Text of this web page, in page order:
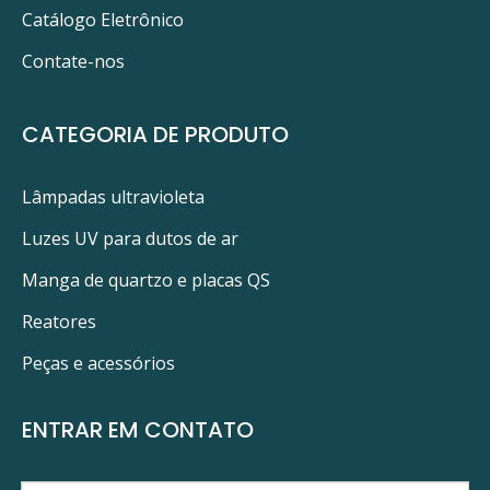
Catálogo Eletrônico
Contate-nos
CATEGORIA DE PRODUTO
Lâmpadas ultravioleta
Luzes UV para dutos de ar
Manga de quartzo e placas QS
Reatores
Peças e acessórios
ENTRAR EM CONTATO